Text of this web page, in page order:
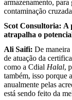
armazenamento,
contaminação
Scot Consultoria: A
atrapalha o
Ali Saifi: De maneira
de atuação da
como a Cdial Halal,
também, isso porque
anualmente pelas
está sendo feito da